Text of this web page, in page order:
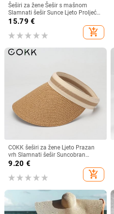
Šeširi za žene Šešir s mašnom
Slamnati šešir Sunce Ljeto Proljeće
Veliki obodi Plaža Na otvorenom
Ženski ljetni šešir Sombreros De
Mujer
15.79 €
add_shopping_cart
COKK šeširi za žene Ljeto Prazan
vrh Slamnati šešir Suncobran
Krema za sunčanje Šešir za plažu
Ženski štitnik za zaštitu od sunca
Roditelji Dječji Šeširi za sunce
9.20 €
add_shopping_cart